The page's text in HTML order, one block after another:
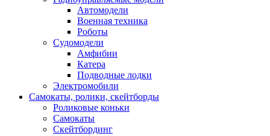
Автомодели
Военная техника
Роботы
Судомодели
Амфибии
Катера
Подводные лодки
Электромобили
Самокаты, ролики, скейтборды
Роликовые коньки
Самокаты
Скейтбординг